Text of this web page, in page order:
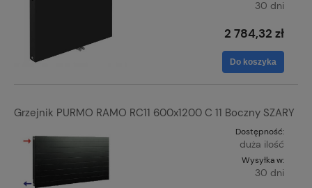
30 dni
2 784,32 zł
Do koszyka
Grzejnik PURMO RAMO RC11 600x1200 C 11 Boczny SZARY
Dostępność:
duża ilość
Wysyłka w:
30 dni